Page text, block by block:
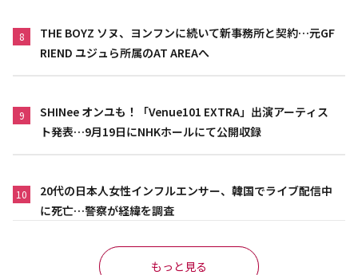
8
THE BOYZ ソヌ、ヨンフンに続いて新事務所と契約…元GF
RIEND ユジュら所属のAT AREAへ
9
SHINee オンユも！「Venue101 EXTRA」出演アーティス
ト発表…9月19日にNHKホールにて公開収録
10
20代の日本人女性インフルエンサー、韓国でライブ配信中
に死亡…警察が経緯を調査
もっと見る